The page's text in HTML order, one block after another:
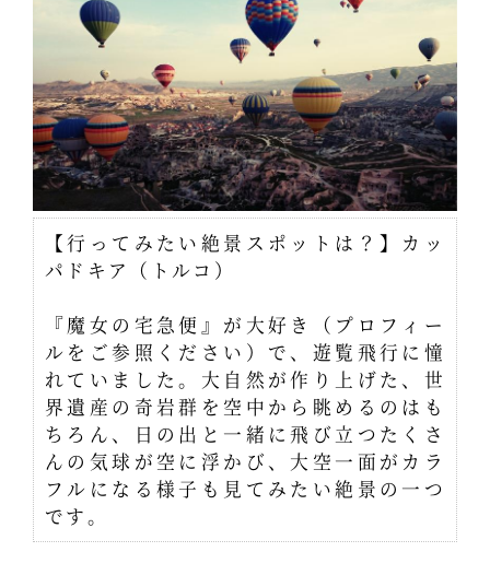
【行ってみたい絶景スポットは？】カッ
パドキア（トルコ）
『魔女の宅急便』が大好き（プロフィー
ルをご参照ください）で、遊覧飛行に憧
れていました。大自然が作り上げた、世
界遺産の奇岩群を空中から眺めるのはも
ちろん、日の出と一緒に飛び立つたくさ
んの気球が空に浮かび、大空一面がカラ
フルになる様子も見てみたい絶景の一つ
です。